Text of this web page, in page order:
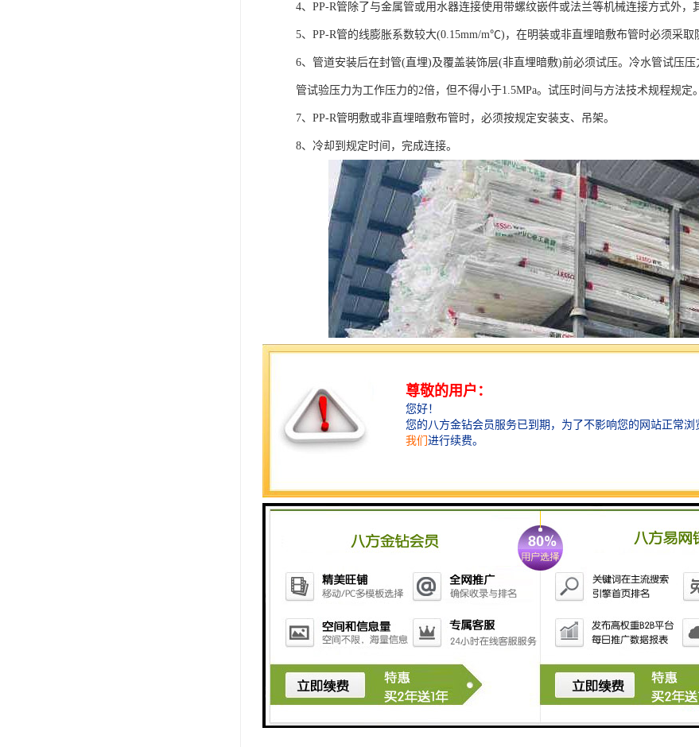
4、PP-R管除了与金属管或用水器连接使用带螺纹嵌件或法兰等机械连接方式外，
5、PP-R管的线膨胀系数较大(0.15mm/m℃)，在明装或非直埋暗敷布管时必须采取
6、管道安装后在封管(直埋)及覆盖装饰层(非直埋暗敷)前必须试压。冷水管试压
管试验压力为工作压力的2倍，但不得小于1.5MPa。试压时间与方法技术规程规定。
7、PP-R管明敷或非直埋暗敷布管时，必须按规定安装支、吊架。
8、冷却到规定时间，完成连接。